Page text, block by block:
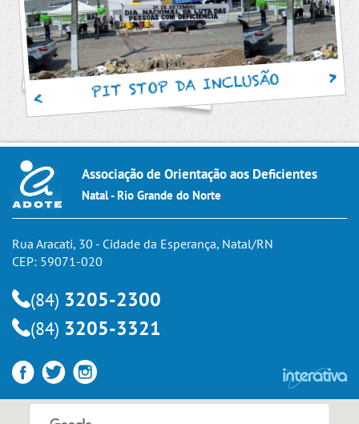
PIT STOP DA INCLUSÃO
Associação de Orientação aos Deficientes
Natal - Rio Grande do Norte
Rua Aracati, 30 - Cidade da Esperança, Natal/RN
CEP: 59071-020
(84) 3205-2300
(84) 3205-3321